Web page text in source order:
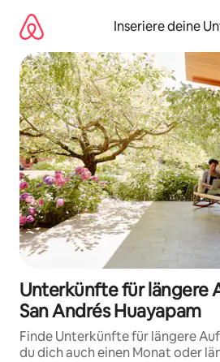
Inhalten
springen
Inseriere deine
Unterkünfte für längere
San Andrés Huayapam
Finde Unterkünfte für längere
du dich auch einen Monat oder